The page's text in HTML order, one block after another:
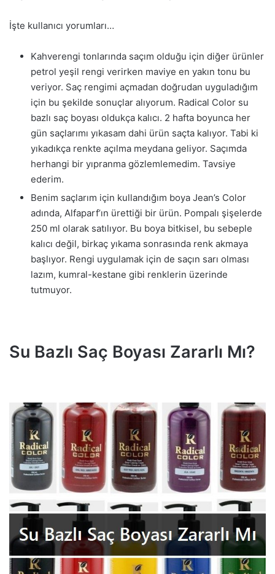
İşte kullanıcı yorumları…
Kahverengi tonlarında saçım olduğu için diğer ürünler
petrol yeşil rengi verirken maviye en yakın tonu bu
veriyor. Saç rengimi açmadan doğrudan uyguladığım
için bu şekilde sonuçlar alıyorum. Radical Color su
bazlı saç boyası oldukça kalıcı. 2 hafta boyunca her
gün saçlarımı yıkasam dahi ürün saçta kalıyor. Tabi ki
yıkadıkça renkte açılma meydana geliyor. Saçımda
herhangi bir yıpranma gözlemlemedim. Tavsiye
ederim.
Benim saçlarım için kullandığım boya Jean’s Color
adında, Alfaparf’ın ürettiği bir ürün. Pompalı şişelerde
250 ml olarak satılıyor. Bu boya bitkisel, bu sebeple
kalıcı değil, birkaç yıkama sonrasında renk akmaya
başlıyor. Rengi uygulamak için de saçın sarı olması
lazım, kumral-kestane gibi renklerin üzerinde
tutmuyor.
Su Bazlı Saç Boyası Zararlı Mı?